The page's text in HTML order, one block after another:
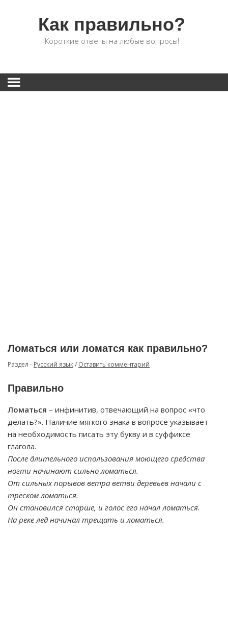
Как правильно?
Короткие ответы на любые вопросы!
Ломаться или ломатся как правильно?
Раздел - Русский язык/ Оставить комментарий
Правильно
Ломаться – инфинитив, отвечающий на вопрос «что
делать?». Наличие мягкого знака в вопросе указывает
на необходимость писать эту букву и в суффиксе
глагола.
После длительного использования моющего средства
ногти начинают сильно ломаться.
От сильных порывов ветра ветви деревьев начали с
треском ломаться.
Он становился старше, и голос его начал ломаться.
На реке лед начинал трещать и ломаться.